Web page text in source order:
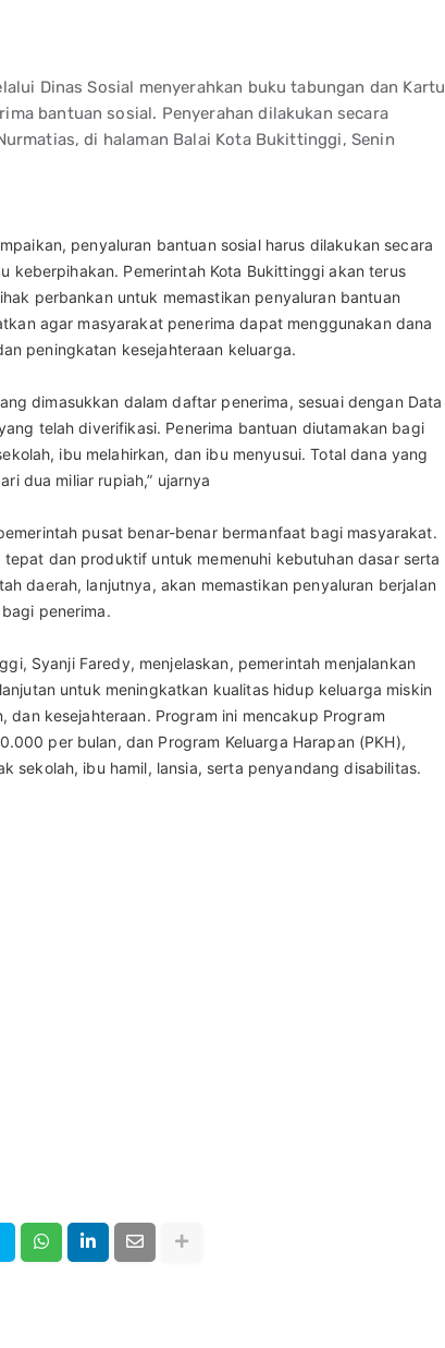
Dinas Sosial menyerahkan buku tabungan dan Kartu
bantuan sosial. Penyerahan dilakukan secara
di halaman Balai Kota Bukittinggi, Senin
penyaluran bantuan sosial harus dilakukan secara
keberpihakan. Pemerintah Kota Bukittinggi akan terus
perbankan untuk memastikan penyaluran bantuan
agar masyarakat penerima dapat menggunakan dana
peningkatan kesejahteraan keluarga.
dimasukkan dalam daftar penerima, sesuai dengan Data
telah diverifikasi. Penerima bantuan diutamakan bagi
ibu melahirkan, dan ibu menyusui. Total dana yang
dua miliar rupiah,” ujarnya
pusat benar-benar bermanfaat bagi masyarakat.
dan produktif untuk memenuhi kebutuhan dasar serta
daerah, lanjutnya, akan memastikan penyaluran berjalan
penerima.
Syanji Faredy, menjelaskan, pemerintah menjalankan
untuk meningkatkan kualitas hidup keluarga miskin
kesejahteraan. Program ini mencakup Program
per bulan, dan Program Keluarga Harapan (PKH),
sekolah, ibu hamil, lansia, serta penyandang disabilitas.